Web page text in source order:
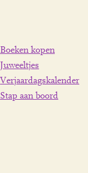
Boeken kopen
Juweeltjes
Verjaardagskalender
Stap aan boord